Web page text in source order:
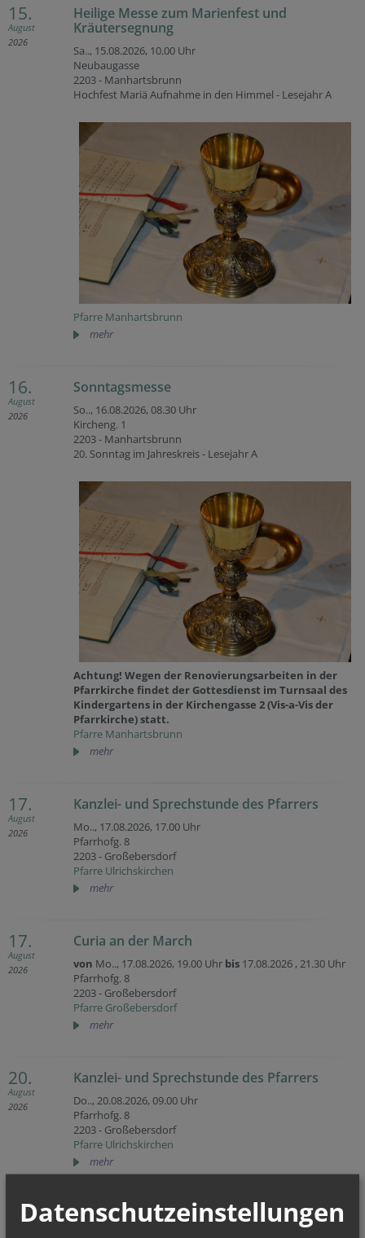
15.
August
2026
Heilige Messe zum Marienfest und
Kräutersegnung
Sa.., 15.08.2026, 10.00 Uhr
Neubaugasse
2203 - Manhartsbrunn
Hochfest Mariä Aufnahme in den Himmel - Lesejahr A
Pfarre Manhartsbrunn
mehr
16.
August
2026
Sonntagsmesse
So.., 16.08.2026,08.30 Uhr
Kircheng. 1
2203 - Manhartsbrunn
20. Sonntag im Jahreskreis - Lesejahr A
Achtung! Wegen der Renovierungsarbeiten in der
Pfarrkirche findet der Gottesdienst im Turnsaal des
Kindergartens in der Kirchengasse 2 (Vis-a-Vis der
Pfarrkirche) statt.
Pfarre Manhartsbrunn
mehr
17.
August
2026
Kanzlei- und Sprechstunde des Pfarrers
Mo.., 17.08.2026, 17.00 Uhr
Pfarrhofg. 8
2203 - Großebersdorf
Pfarre Ulrichskirchen
mehr
17.
August
2026
Curia an der March
von Mo.., 17.08.2026, 19.00 Uhr bis 17.08.2026 ,21.30 Uhr
Pfarrhofg. 8
2203 - Großebersdorf
Pfarre Großebersdorf
mehr
20.
August
2026
Kanzlei- und Sprechstunde des Pfarrers
Do.., 20.08.2026,09.00 Uhr
Pfarrhofg. 8
2203 - Großebersdorf
Pfarre Ulrichskirchen
mehr
23. Sonntagsmesse
Datenschutzeinstellungen